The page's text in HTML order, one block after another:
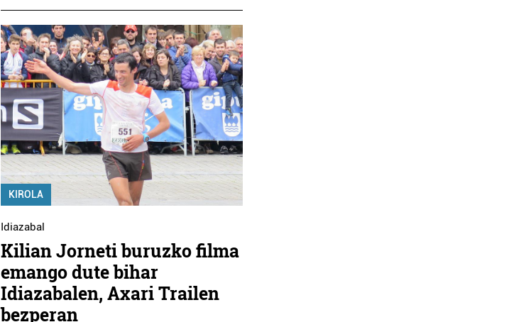
KIROLA
Idiazabal
Kilian Jorneti buruzko filma
emango dute bihar
Idiazabalen, Axari Trailen
bezperan